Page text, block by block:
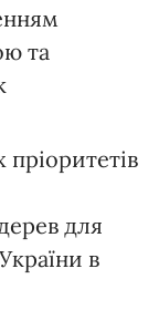
та
для
в